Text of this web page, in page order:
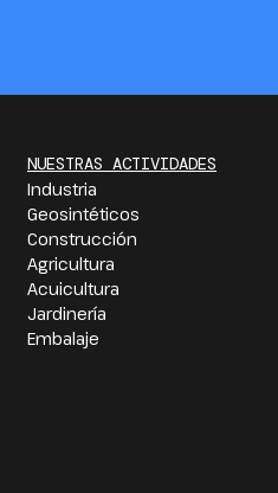
NUESTRAS ACTIVIDADES
Industria
Geosintéticos
Construcción
Agricultura
Acuicultura
Jardinería
Embalaje